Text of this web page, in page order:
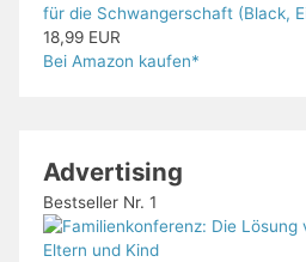
für die Schwangerschaft (Black,
18,99 EUR
Bei Amazon kaufen*
Advertising
Bestseller Nr. 1